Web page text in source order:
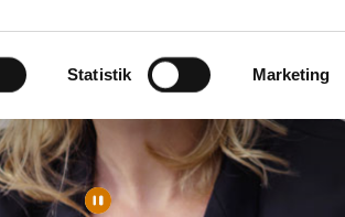
und in unsererCookie-
diese Zwecke aktiviert sind, müssen Sie
Buttons über Ihre Einwilligung für
stets für die Zukunft widerrufen. Bitte
Statistik Marketing